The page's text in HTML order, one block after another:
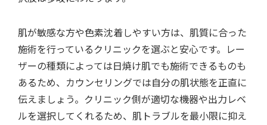
肌が敏感な方や色素沈着しやすい方は、肌質に合った
施術を行っているクリニックを選ぶと安心です。レー
ザーの種類によっては日焼け肌でも施術できるものも
あるため、カウンセリングでは自分の肌状態を正直に
伝えましょう。クリニック側が適切な機器や出力レベ
ルを選択してくれるため、肌トラブルを最小限に抑え